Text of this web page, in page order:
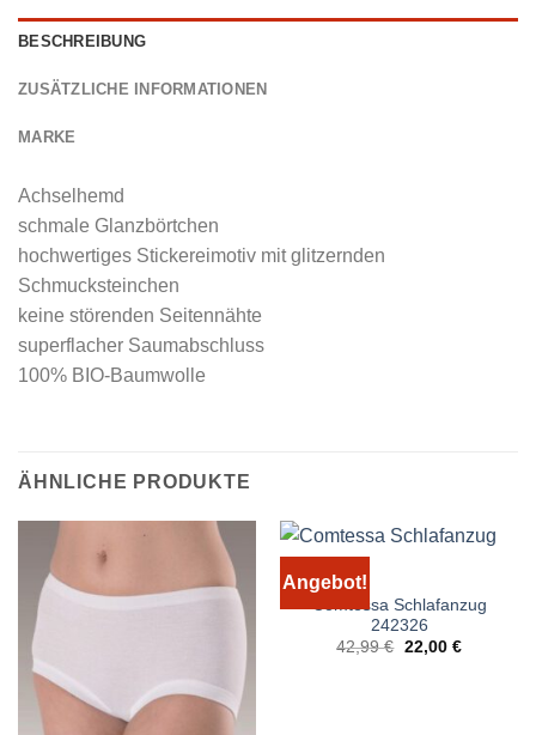
BESCHREIBUNG
ZUSÄTZLICHE INFORMATIONEN
MARKE
Achselhemd
schmale Glanzbörtchen
hochwertiges Stickereimotiv mit glitzernden
Schmucksteinchen
keine störenden Seitennähte
superflacher Saumabschluss
100% BIO-Baumwolle
ÄHNLICHE PRODUKTE
Angebot!
Comtessa Schlafanzug
242326
42,99€ Ursprünglicher
22,00 €Aktueller